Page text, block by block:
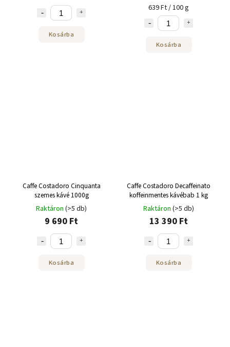
Kosárba
639 Ft / 100 g
Kosárba
Caffe Costadoro Cinquanta
szemes kávé 1000g
Raktáron (>5 db)
9 690 Ft
Kosárba
Caffe Costadoro Decaffeinato
koffeinmentes kávébab 1 kg
Raktáron (>5 db)
13 390 Ft
Kosárba